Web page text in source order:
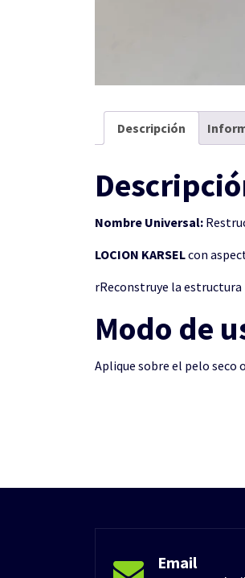
Descripción
Nombre Universal:
LOCION KARSELcon
rReconstruye la
Modo de
Aplique sobre el pelo seco
Email